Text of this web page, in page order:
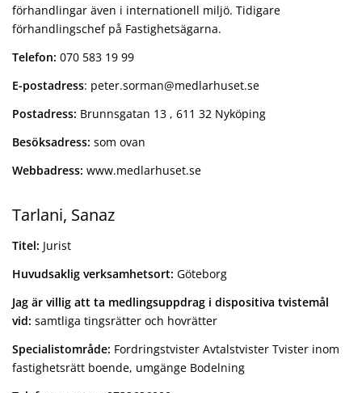
förhandlingar även i internationell miljö. Tidigare
förhandlingschef på Fastighetsägarna.
Telefon: 070 583 19 99
E-postadress: peter.sorman@medlarhuset.se
Postadress: Brunnsgatan 13 , 611 32 Nyköping
Besöksadress: som ovan
Webbadress: www.medlarhuset.se
Tarlani, Sanaz
Titel: Jurist
Huvudsaklig verksamhetsort: Göteborg
Jag är villig att ta medlingsuppdrag i dispositiva tvistemål
vid: samtliga tingsrätter och hovrätter
Specialistområde: Fordringstvister Avtalstvister Tvister inom
fastighetsrätt boende, umgänge Bodelning